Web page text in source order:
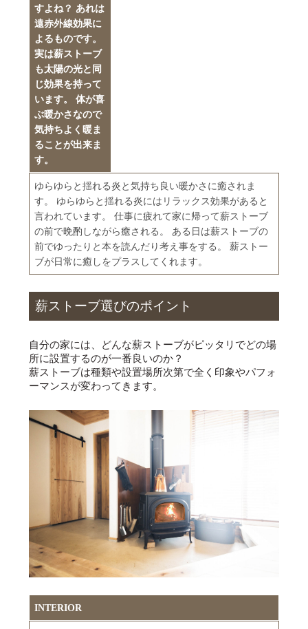
すよね？ あれは
遠赤外線効果に
よるものです。
実は薪ストーブ
も太陽の光と同
じ効果を持って
います。 体が喜
ぶ暖かさなので
気持ちよく暖ま
ることが出来ま
す。
ゆらゆらと揺れる炎と気持ち良い暖かさに癒されま
す。 ゆらゆらと揺れる炎にはリラックス効果があると
言われています。 仕事に疲れて家に帰って薪ストーブ
の前で晩酌しながら癒される。 ある日は薪ストーブの
前でゆったりと本を読んだり考え事をする。 薪ストー
ブが日常に癒しをプラスしてくれます。
薪ストーブ選びのポイント
自分の家には、どんな薪ストーブがピッタリでどの場
所に設置するのが一番良いのか？
薪ストーブは種類や設置場所次第で全く印象やパフォ
ーマンスが変わってきます。
INTERIOR